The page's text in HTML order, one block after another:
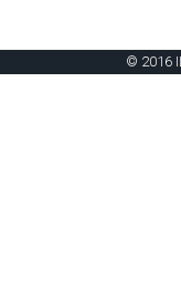
© 2016